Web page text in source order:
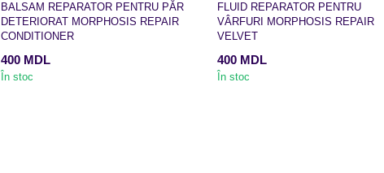
BALSAM REPARATOR PENTRU PĂR
DETERIORAT MORPHOSIS REPAIR
CONDITIONER
400 MDL
În stoc
FLUID REPARATOR PENTRU
VÂRFURI MORPHOSIS REPAIR
VELVET
400 MDL
În stoc